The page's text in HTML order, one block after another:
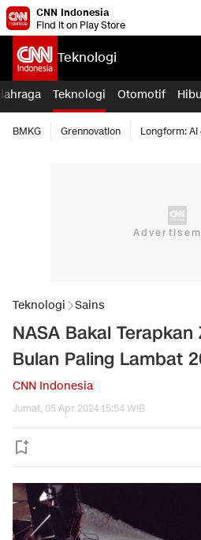
CNN Indonesia
Find it on Play Store
Teknologi
Teknologi Otomotif
BMKG Grennovation Longform:
Teknologi Sains
NASA Bakal
Bulan Paling Lambat
CNN Indonesia
Jumat, 05 Apr 2024 15:54 WIB